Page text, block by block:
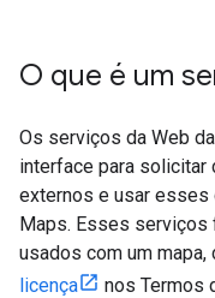
O que é um
Os serviços da Web
interface para
externos e usar
Maps. Esses serviços
usados com um mapa,
licença
nos Termos